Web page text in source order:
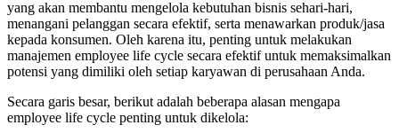
yang akan membantu mengelola kebutuhan bisnis sehari-hari,
menangani pelanggan secara efektif, serta menawarkan produk/jasa
kepada konsumen. Oleh karena itu, penting untuk melakukan
manajemen employee life cycle secara efektif untuk memaksimalkan
potensi yang dimiliki oleh setiap karyawan di perusahaan Anda.
Secara garis besar, berikut adalah beberapa alasan mengapa
employee life cycle penting untuk dikelola: